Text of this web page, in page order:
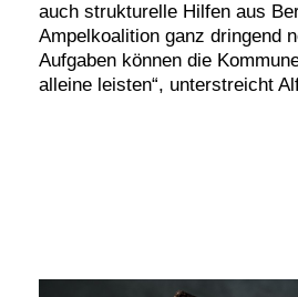
auch strukturelle Hilfen aus
Ampelkoalition ganz dringend
Aufgaben können die
alleine leisten“, unterstreicht